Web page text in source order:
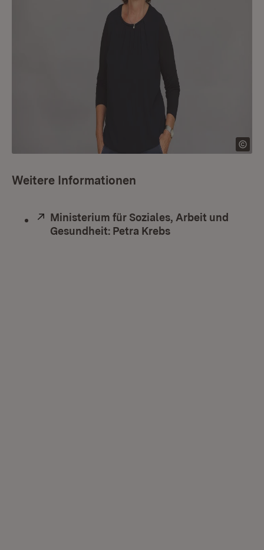
Weitere Informationen
Extern:
Ministerium für Soziales, Arbeit und
Gesundheit: Petra Krebs